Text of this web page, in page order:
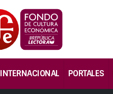
INTERNACIONAL PORTALES